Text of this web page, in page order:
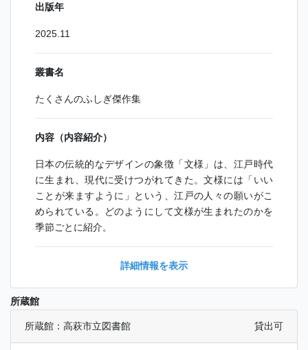
出版年
2025.11
叢書名
たくさんのふしぎ傑作集
内容（内容紹介）
日本の伝統的なデザインの象徴「文様」は、江戸時代
に生まれ、現代に受けつがれてきた。文様には「いい
ことが来ますように」という、江戸の人々の願いがこ
められている。どのようにして文様が生まれたのかを
季節ごとに紹介。
詳細情報を表示
所蔵館
所蔵館：高萩市立図書館 貸出可